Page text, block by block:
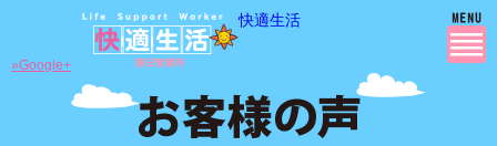
快適生活
»Google+